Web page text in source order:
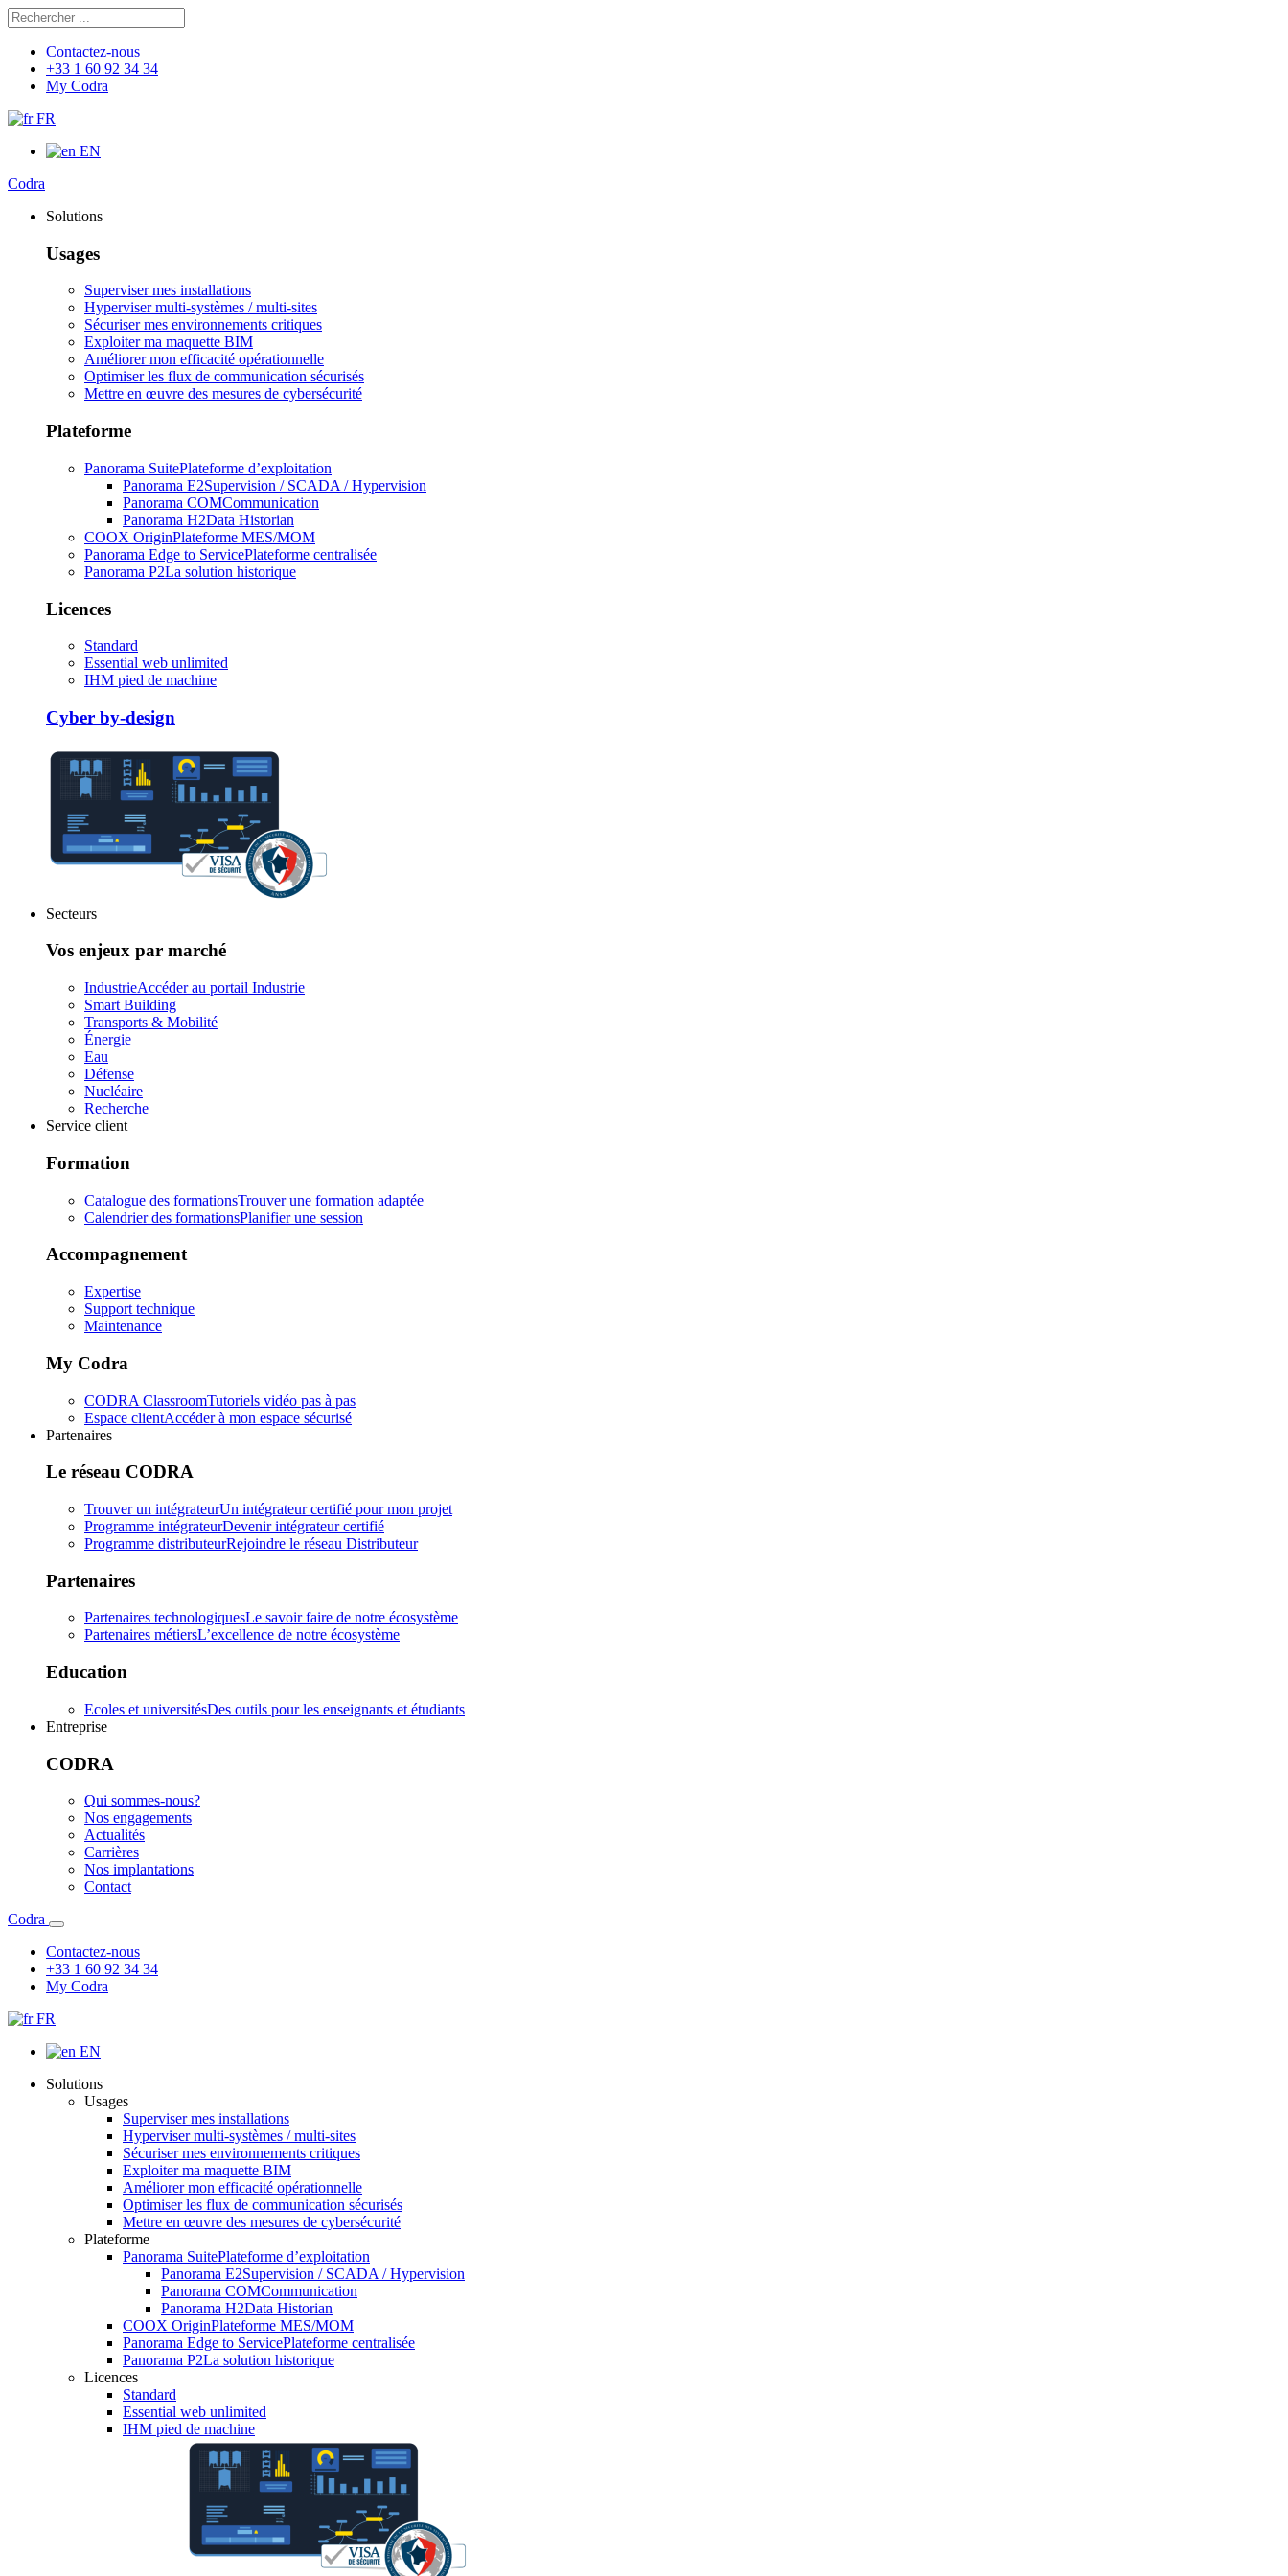
Rechercher
Contactez-nous
+33 1 60 92 34 34
My Codra
FR
EN
Codra
Solutions
Usages
Superviser mes installations
Hyperviser multi-systèmes / multi-sites
Sécuriser mes environnements critiques
Exploiter ma maquette BIM
Améliorer mon efficacité opérationnelle
Optimiser les flux de communication sécurisés
Mettre en œuvre des mesures de cybersécurité
Plateforme
Panorama SuitePlateforme d’exploitation
Panorama E2Supervision / SCADA / Hypervision
Panorama COMCommunication
Panorama H2Data Historian
COOX OriginPlateforme MES/MOM
Panorama Edge to ServicePlateforme centralisée
Panorama P2La solution historique
Licences
Standard
Essential web unlimited
IHM pied de machine
Cyber by-design
Secteurs
Vos enjeux par marché
IndustrieAccéder au portail Industrie
Smart Building
Transports & Mobilité
Énergie
Eau
Défense
Nucléaire
Recherche
Service client
Formation
Catalogue des formationsTrouver une formation adaptée
Calendrier des formationsPlanifier une session
Accompagnement
Expertise
Support technique
Maintenance
My Codra
CODRA ClassroomTutoriels vidéo pas à pas
Espace clientAccéder à mon espace sécurisé
Partenaires
Le réseau CODRA
Trouver un intégrateurUn intégrateur certifié pour mon projet
Programme intégrateurDevenir intégrateur certifié
Programme distributeurRejoindre le réseau Distributeur
Partenaires
Partenaires technologiquesLe savoir faire de notre écosystème
Partenaires métiersL’excellence de notre écosystème
Education
Ecoles et universitésDes outils pour les enseignants et étudiants
Entreprise
CODRA
Qui sommes-nous?
Nos engagements
Actualités
Carrières
Nos implantations
Contact
Codra
Contactez-nous
+33 1 60 92 34 34
My Codra
FR
EN
Solutions
Usages
Superviser mes installations
Hyperviser multi-systèmes / multi-sites
Sécuriser mes environnements critiques
Exploiter ma maquette BIM
Améliorer mon efficacité opérationnelle
Optimiser les flux de communication sécurisés
Mettre en œuvre des mesures de cybersécurité
Plateforme
Panorama SuitePlateforme d’exploitation
Panorama E2Supervision / SCADA / Hypervision
Panorama COMCommunication
Panorama H2Data Historian
COOX OriginPlateforme MES/MOM
Panorama Edge to ServicePlateforme centralisée
Panorama P2La solution historique
Licences
Standard
Essential web unlimited
IHM pied de machine